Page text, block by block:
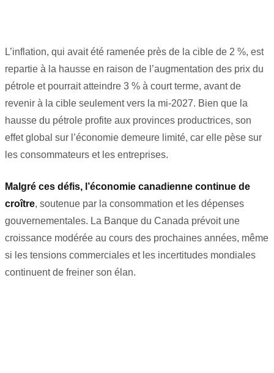
L’inflation, qui avait été ramenée près de la cible de 2 %, est
repartie à la hausse en raison de l’augmentation des prix du
pétrole et pourrait atteindre 3 % à court terme, avant de
revenir à la cible seulement vers la mi-2027. Bien que la
hausse du pétrole profite aux provinces productrices, son
effet global sur l’économie demeure limité, car elle pèse sur
les consommateurs et les entreprises.
Malgré ces défis, l’économie canadienne continue de
croître, soutenue par la consommation et les dépenses
gouvernementales. La Banque du Canada prévoit une
croissance modérée au cours des prochaines années, même
si les tensions commerciales et les incertitudes mondiales
continuent de freiner son élan.